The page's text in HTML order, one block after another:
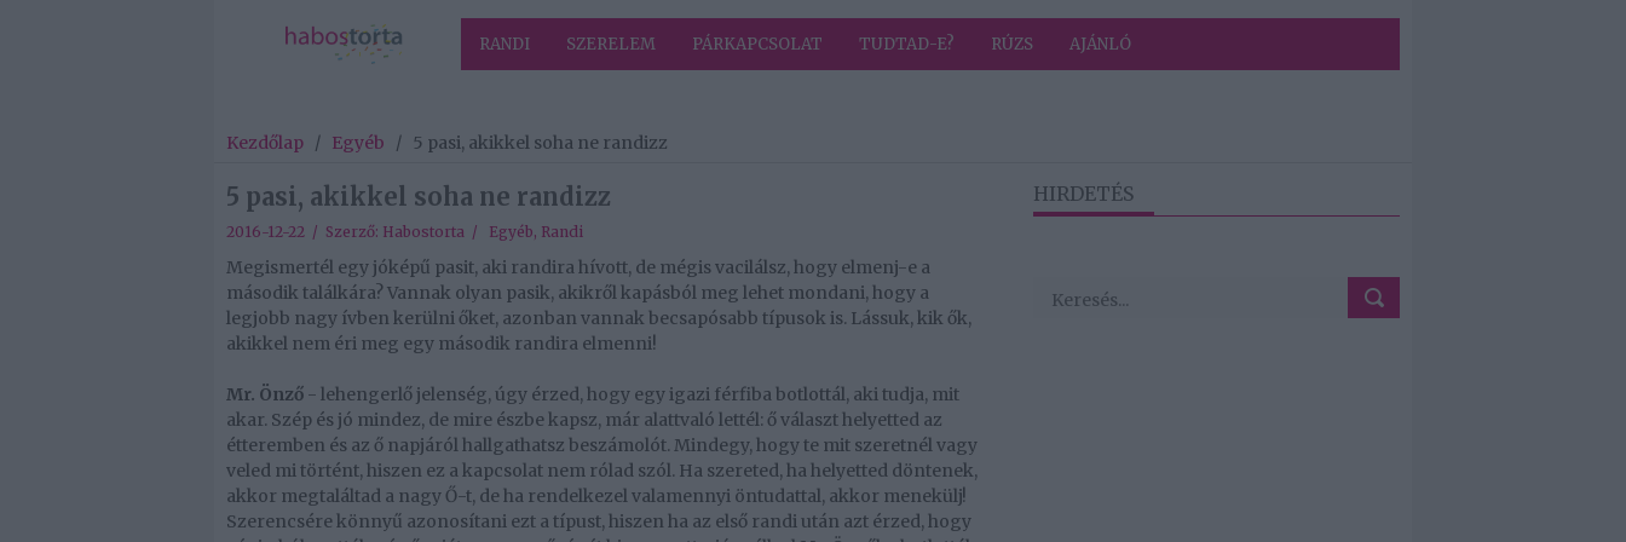
RANDI SZERELEM PÁRKAPCSOLAT TUDTAD-E? RÚZS AJÁNLÓ
Kezdőlap / Egyéb / 5 pasi, akikkel soha ne randizz
5 pasi, akikkel soha ne randizz
2016-12-22 / Szerző: Habostorta / Egyéb, Randi
Megismertél egy jóképű pasit, aki randira hívott, de mégis vacilálsz, hogy elmenj-e a
második találkára? Vannak olyan pasik, akikről kapásból meg lehet mondani, hogy a
legjobb nagy ívben kerülni őket, azonban vannak becsapósabb típusok is. Lássuk, kik ők,
akikkel nem éri meg egy második randira elmenni!
Mr. Önző - lehengerlő jelenség, úgy érzed, hogy egy igazi férfiba botlottál, aki tudja, mit
akar. Szép és jó mindez, de mire észbe kapsz, már alattvaló lettél: ő választ helyetted az
étteremben és az ő napjáról hallgathatsz beszámolót. Mindegy, hogy te mit szeretnél vagy
veled mi történt, hiszen ez a kapcsolat nem rólad szól. Ha szereted, ha helyetted döntenek,
akkor megtaláltad a nagy Ő-t, de ha rendelkezel valamennyi öntudattal, akkor menekülj!
Szerencsére könnyű azonosítani ezt a típust, hiszen ha az első randi után azt érzed, hogy
HIRDETÉS